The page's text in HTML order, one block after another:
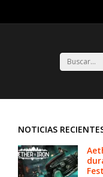
NOTICIAS
Fest